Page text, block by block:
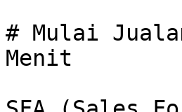
# Mulai
Menit